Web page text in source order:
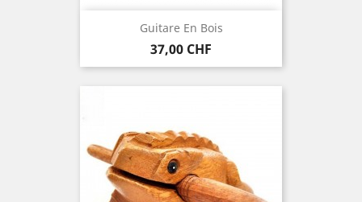
Guitare En Bois
Preis
37,00 CHF